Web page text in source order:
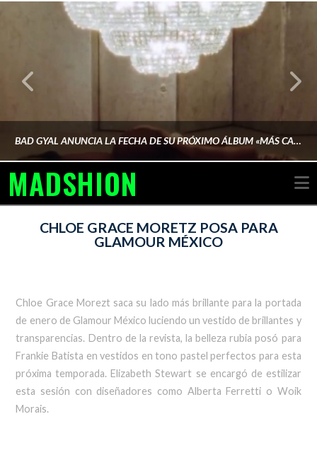
BAD GYAL ANUNCIA LA FECHA DE SU PRÓXIMO ÁLBUM «MÁS CARA»
MADSHION
CHLOE GRACE MORETZ POSA PARA
GLAMOUR MÉXICO
Chloe Grace Morezt saca su lado más brillante para la portada
de enero de Glamour México luciendo un vestido de brillantes y
transparencias. Dentro de la revista, la belleza rubia posó para
Frankie Batista en vestidos en tono pastel perfectos para esta
próxima temporada. Elizabeth Stewart se encargó de estilizar
esta sesión con diseñadores como Alberta Ferretti o Woik
Morais.